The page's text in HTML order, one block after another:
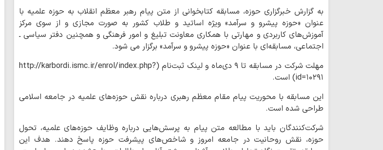
به گزارش خبرگزاری حوزه، مسابقه کتابخوانی از متن پیام رهبر معظم انقلاب به حوزه علمیه با
عنوان «حوزه پیشرو و سرآمد» ویژه اساتید و طلاب کشور به صورت مجازی و از سوی مرکز
آموزش‌های کاربردی و مهارتی با همکاری معاونت تبلیغ و امور فرهنگی و همچنین دفتر سیاسی ـ
اجتماعی، مسابقه‌ای با عنوان «حوزه پیشرو و سرآمد» برگزار می‌ شود.
مهلت شرکت در مسابقه تا ۹ دی‌ماه و لینک ثبت‌نام (http://karbordi.ismc.ir/enrol/index.php?
id=۱۰۲۹۱) است.
این مسابقه با محوریت پیام مقام معظم رهبری درباره نقش حوزه‌های علمیه در جامعه اسلامی
طراحی شده است.
شرکت‌کنندگان باید با مطالعه متن پیام به پرسش‌هایی درباره وظایف حوزه‌های علمیه، تحول
حوزه، نقش روحانیت در جامعه امروز و شاخص‌های پیشرفت حوزه پاسخ دهند. هدف این